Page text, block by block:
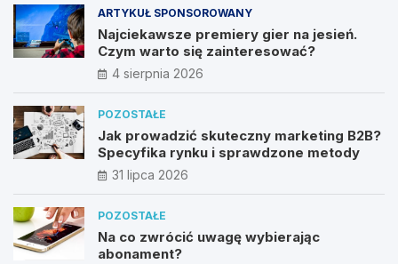
ARTYKUŁ SPONSOROWANY
Najciekawsze premiery gier na jesień.
Czym warto się zainteresować?
4 sierpnia 2026
POZOSTAŁE
Jak prowadzić skuteczny marketing B2B?
Specyfika rynku i sprawdzone metody
31 lipca 2026
POZOSTAŁE
Na co zwrócić uwagę wybierając
abonament?